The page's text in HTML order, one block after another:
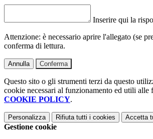
Inserire qui la
Attenzione: è necessario aprire l'allegato (se
conferma di lettura.
Annulla Conferma
Questo sito o gli strumenti terzi da questo
cookie necessari al funzionamento ed utili alle
COOKIE POLICY.
Personalizza Rifiuta tutti i cookies Accetta
Gestione cookie